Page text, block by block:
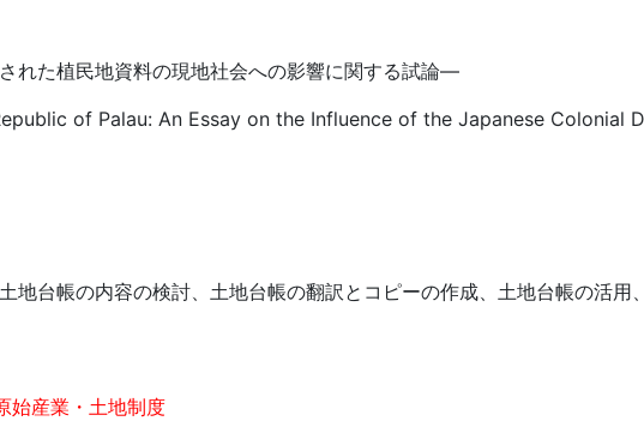
れた植民地資料の現地社会への影響に関する試論―
of Palau: An Essay on the Influence of the Japanese Colonial
地台帳の内容の検討、土地台帳の翻訳とコピーの作成、土地台帳の活用
始産業・土地制度